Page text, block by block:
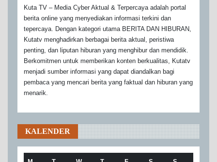
Kuta TV – Media Cyber Aktual & Terpercaya adalah portal
berita online yang menyediakan informasi terkini dan
tepercaya. Dengan kategori utama BERITA DAN HIBURAN,
Kutatv menghadirkan berbagai berita aktual, peristiwa
penting, dan liputan hiburan yang menghibur dan mendidik.
Berkomitmen untuk memberikan konten berkualitas, Kutatv
menjadi sumber informasi yang dapat diandalkan bagi
pembaca yang mencari berita yang faktual dan hiburan yang
menarik.
KALENDER